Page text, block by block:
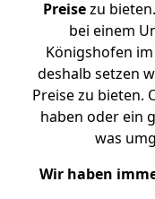
Preisezu
bei einem
Königshofen
deshalb setzen
Preise zu bieten.
haben oder ein
was
Wir haben